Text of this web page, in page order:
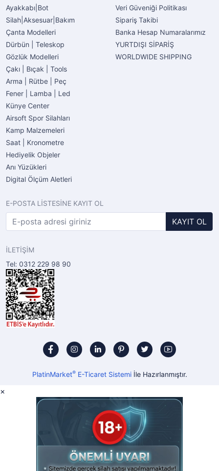
Ayakkabı|Bot
Silah|Aksesuar|Bakım
Çanta Modelleri
Dürbün | Teleskop
Gözlük Modelleri
Çakı | Bıçak | Tools
Arma | Rütbe | Peç
Fener | Lamba | Led
Künye Center
Airsoft Spor Silahları
Kamp Malzemeleri
Saat | Kronometre
Hediyelik Objeler
Anı Yüzükleri
Digital Ölçüm Aletleri
Veri Güveniği Politikası
Sipariş Takibi
Banka Hesap Numaralarımız
YURTDIŞI SİPARİŞ
WORLDWIDE SHIPPING
E-POSTA LİSTESİNE KAYIT OL
KAYIT OL
İLETİŞİM
Tel: 0312 229 98 90
PlatinMarket®E-Ticaret Sistemiİle Hazırlanmıştır.
×